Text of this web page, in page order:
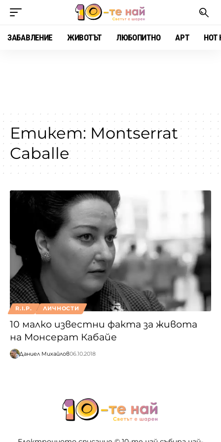
ЗАБАВЛЕНИЕ ЖИВОТЪТ ЛЮБОПИТНО АРТ HOT
Етикет: Montserrat
Caballe
R.I.P. ЛИЧНОСТИ
10 малко известни факта за живота
на Монсерат Кабайе
Даниел Михайлов06.10.2018